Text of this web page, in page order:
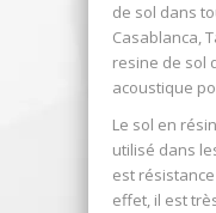
de sol dans
Casablanca,
resine de sol
acoustique
Le sol en
utilisé dans
est
effet, il est